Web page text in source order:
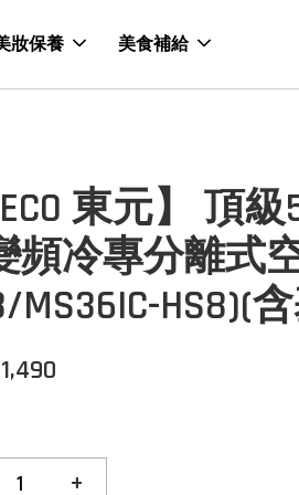
妝保養 美食補給
東元】 頂
頻冷專分離式
MS36IC-HS8)(
+